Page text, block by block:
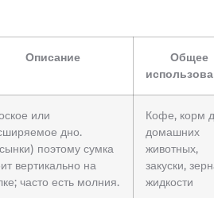
Описание
Общее
или
дно.
поэтому сумка
вертикально на
часто есть молния.
Кофе, корм
домашних
животных,
закуски,
жидкости